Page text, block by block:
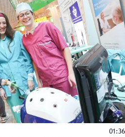
01:36